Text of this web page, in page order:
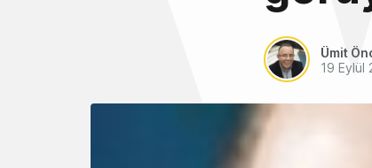
Ümit
19 Eylül